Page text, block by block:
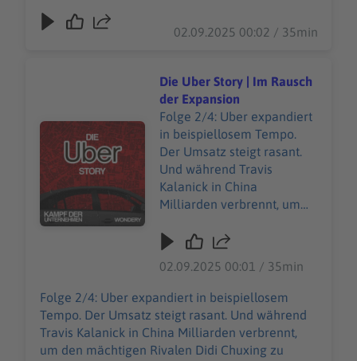
oder Visionen, sondern ums
allgemeinen
Datenschutzrichtlinien
finden Sie unter
https://art19.com/privacy.
Die Datenschutzrichtlinien
für Kalifornien sind unter
https://art19.com/privacy#
do-not-sell-my-info
Börsengang läuft schlechter als geplant. Und
dann kommt Corona. Die Straßen sind leer und
Datenschutzrichtlinien finden Sie unter
https://art19.com/privacy. Die
Datenschutzrichtlinien für Kalifornien sind unter
https://art19.com/privacy#do-not-sell-my-info
abrufbar.
02.09.2025 00:02 / 35min
Audiotitel - Die Uber Story | Im Rausch der Expansion
Die Uber Story | Im Rausch
der Expansion
Folge 2/4: Uber expandiert
in beispiellosem Tempo.
Der Umsatz steigt rasant.
Und während Travis
Kalanick in China
Milliarden verbrennt, um
Chuxing zu besiegen, gerät
ist nicht das einzige
Problem. Während das
Unternehmen mitten im
Protest gegen Trumps
„Muslim Ban“ die Preise
02.09.2025 00:01 / 35min
Folge 2/4: Uber expandiert in beispiellosem
Tempo. Der Umsatz steigt rasant. Und während
Travis Kalanick in China Milliarden verbrennt,
um den mächtigen Rivalen Didi Chuxing zu